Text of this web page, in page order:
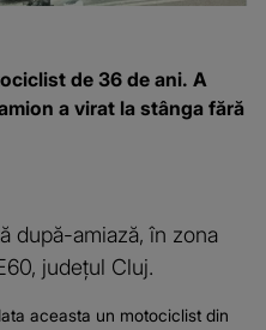
de 36 de ani. A
a virat la stânga fără
după-amiază, în zona
județul Cluj.
aceasta un motociclist din